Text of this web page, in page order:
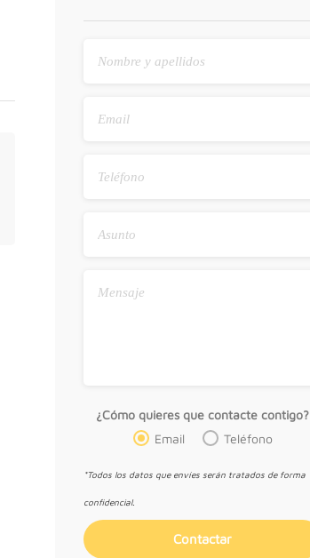
¿Cómo quieres que contacte contigo?
Email
Teléfono
*Todos los datos que envíes serán tratados de forma
confidencial.